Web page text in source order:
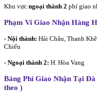
Khu vực ngoại thành 2 phí giao
Phạm Vi Giao Nhận Hàng
- Nội thành: Hải Châu, Thanh
Chiểu
- Ngoại thành 2: H. Hòa Vang
Bảng Phí Giao Nhận Tại
theo )